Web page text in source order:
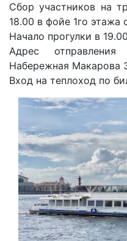
Сбор участников на
18.00 в фойе 1го этажа
Начало прогулки в
Адрес
Набережная Макарова
Вход на теплоход по